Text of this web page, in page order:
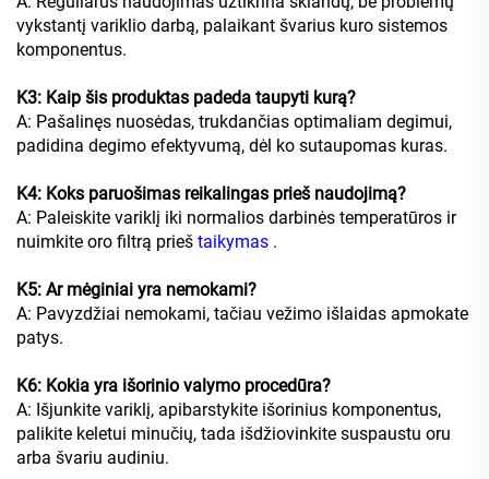
vykstantį variklio darbą, palaikant švarius kuro sistemos
komponentus.
K3: Kaip šis produktas padeda taupyti kurą?
A: Pašalinęs nuosėdas, trukdančias optimaliam degimui,
padidina degimo efektyvumą, dėl ko sutaupomas kuras.
K4: Koks paruošimas reikalingas prieš naudojimą?
A: Paleiskite variklį iki normalios darbinės temperatūros ir
nuimkite oro filtrą prieš taikymas .
K5: Ar mėginiai yra nemokami?
A: Pavyzdžiai nemokami, tačiau vežimo išlaidas apmokate
patys.
K6: Kokia yra išorinio valymo procedūra?
A: Išjunkite variklį, apibarstykite išorinius komponentus,
palikite keletui minučių, tada išdžiovinkite suspaustu oru
arba švariu audiniu.